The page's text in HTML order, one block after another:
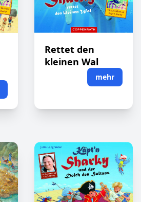
Rettet den
kleinen Wal
mehr